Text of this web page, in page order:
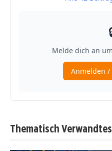
Thematisch Verwandtes